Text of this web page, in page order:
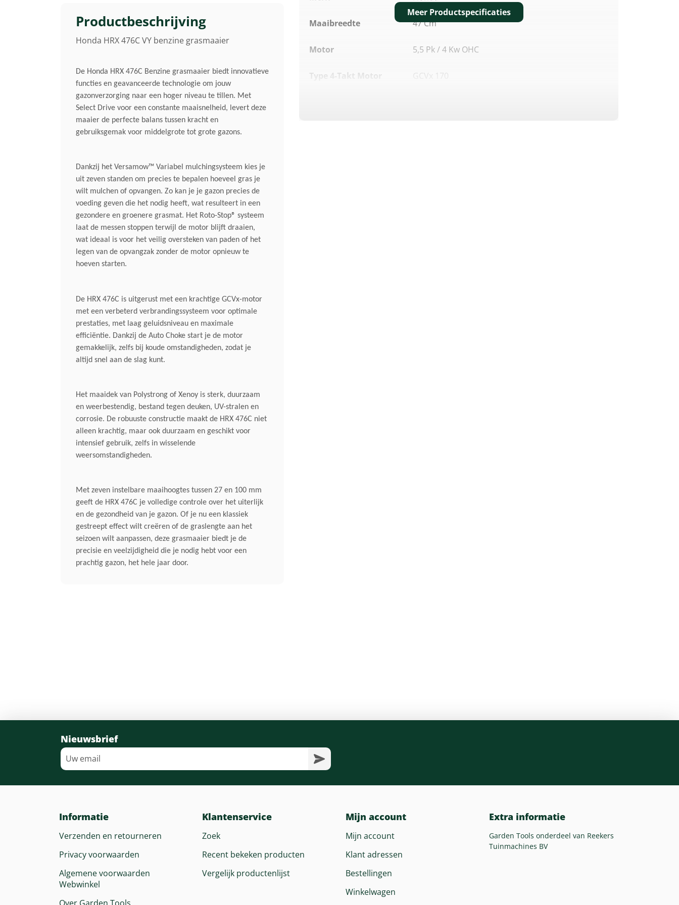
Productbeschrijving
Honda HRX 476C VY benzine grasmaaier
De Honda HRX 476C Benzine grasmaaier biedt innovatieve
functies en geavanceerde technologie om jouw
gazonverzorging naar een hoger niveau te tillen. Met
Select Drive voor een constante maaisnelheid, levert deze
maaier de perfecte balans tussen kracht en
gebruiksgemak voor middelgrote tot grote gazons.
Dankzij het Versamow™ Variabel mulchingsysteem kies je
uit zeven standen om precies te bepalen hoeveel gras je
wilt mulchen of opvangen. Zo kan je je gazon precies de
voeding geven die het nodig heeft, wat resulteert in een
gezondere en groenere grasmat. Het Roto-Stop® systeem
laat de messen stoppen terwijl de motor blijft draaien,
wat ideaal is voor het veilig oversteken van paden of het
legen van de opvangzak zonder de motor opnieuw te
hoeven starten.
De HRX 476C is uitgerust met een krachtige GCVx-motor
met een verbeterd verbrandingssysteem voor optimale
prestaties, met laag geluidsniveau en maximale
efficiëntie. Dankzij de Auto Choke start je de motor
gemakkelijk, zelfs bij koude omstandigheden, zodat je
altijd snel aan de slag kunt.
Het maaidek van Polystrong of Xenoy is sterk, duurzaam
en weerbestendig, bestand tegen deuken, UV-stralen en
corrosie. De robuuste constructie maakt de HRX 476C niet
alleen krachtig, maar ook duurzaam en geschikt voor
intensief gebruik, zelfs in wisselende
weersomstandigheden.
Met zeven instelbare maaihoogtes tussen 27 en 100 mm
geeft de HRX 476C je volledige controle over het uiterlijk
en de gezondheid van je gazon. Of je nu een klassiek
gestreept effect wilt creëren of de graslengte aan het
seizoen wilt aanpassen, deze grasmaaier biedt je de
precisie en veelzijdigheid die je nodig hebt voor een
prachtig gazon, het hele jaar door.
Maaibreedte 47 Cm
Motor 5,5 Pk / 4 Kw OHC
Type 4-Takt Motor GCVx 170
Meer Productspecificaties
Nieuwsbrief
Informatie
Verzenden en retourneren
Privacy voorwaarden
Algemene voorwaarden
Webwinkel
Klantenservice
Zoek
Recent bekeken producten
Vergelijk productenlijst
Mijn account
Mijn account
Klant adressen
Bestellingen
Winkelwagen
Extra informatie
Garden Tools onderdeel van Reekers
Tuinmachines BV